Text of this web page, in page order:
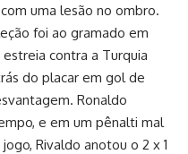
uma lesão no ombro.
foi ao gramado em
estreia contra a Turquia
do placar em gol de
Ronaldo
e em um pênalti mal
Rivaldo anotou o 2 x 1